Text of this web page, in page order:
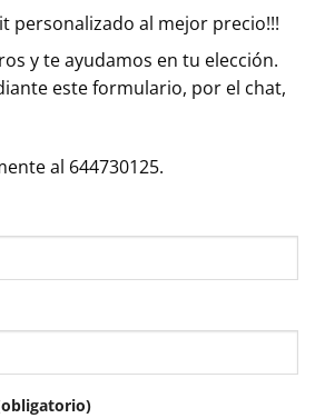
personalizado al mejor precio!!!
y te ayudamos en tu elección.
este formulario, por el chat,
al 644730125.